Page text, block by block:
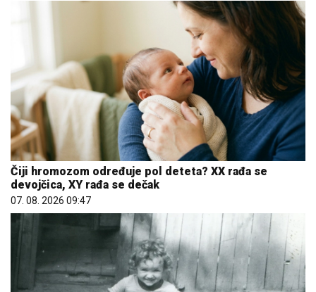
Čiji hromozom određuje pol deteta? XX rađa se
devojčica, XY rađa se dečak
07. 08. 2026 09:47